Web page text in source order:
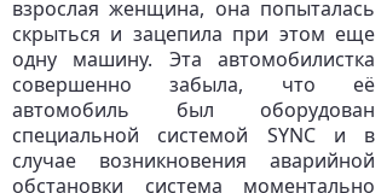
взрослая женщина, она попыталась
скрыться и зацепила при этом еще
одну машину. Эта автомобилистка
совершенно забыла, что её
автомобиль был оборудован
специальной системой SYNC и в
случае возникновения аварийной
обстановки система моментально